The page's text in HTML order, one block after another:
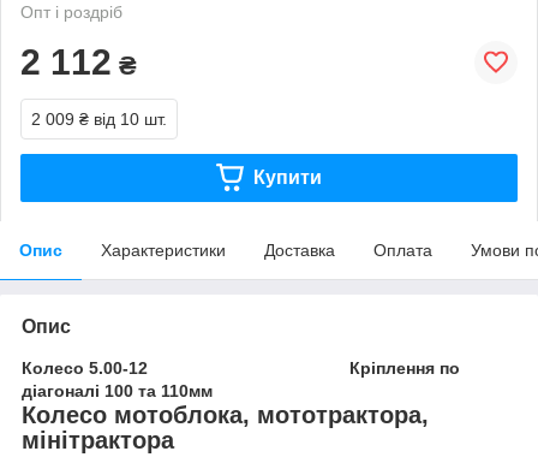
Опт і роздріб
2 112 ₴
2 009 ₴ від 10 шт.
Купити
Опис Характеристики Доставка Оплата Умови
Опис
Колесо 5.00-12 Кріплення по
діагоналі 100 та 110мм
Колесо мотоблока, мототрактора,
мінітрактора